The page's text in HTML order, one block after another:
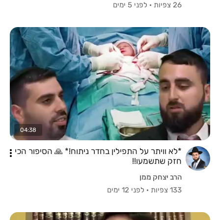
26 צפיות
· לפני 5 ימים
04:38
*לא וויתר על התפילין בחדר ניתוח!* 🙏 הסיפור הכי
חזק שתשמעו!!
הרב יצחק ממן
133 צפיות
· לפני 12 ימים